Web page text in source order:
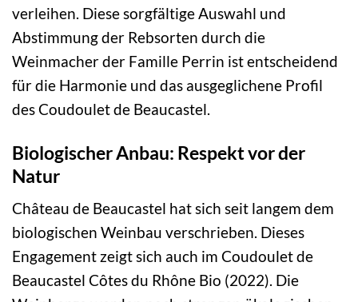
verleihen. Diese sorgfältige Auswahl und
Abstimmung der Rebsorten durch die
Weinmacher der Famille Perrin ist entscheidend
für die Harmonie und das ausgeglichene Profil
des Coudoulet de Beaucastel.
Biologischer Anbau: Respekt vor der
Natur
Château de Beaucastel hat sich seit langem dem
biologischen Weinbau verschrieben. Dieses
Engagement zeigt sich auch im Coudoulet de
Beaucastel Côtes du Rhône Bio (2022). Die